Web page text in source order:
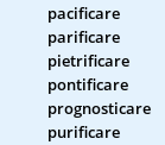
pacificare
parificare
pietrificare
pontificare
prognosticare
purificare